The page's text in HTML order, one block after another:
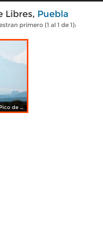
Libres, Puebla
primero (1 al 1 de 1):
Vista del volcán Pico de Orizaba desde Libres, Puebla. Julio/2012